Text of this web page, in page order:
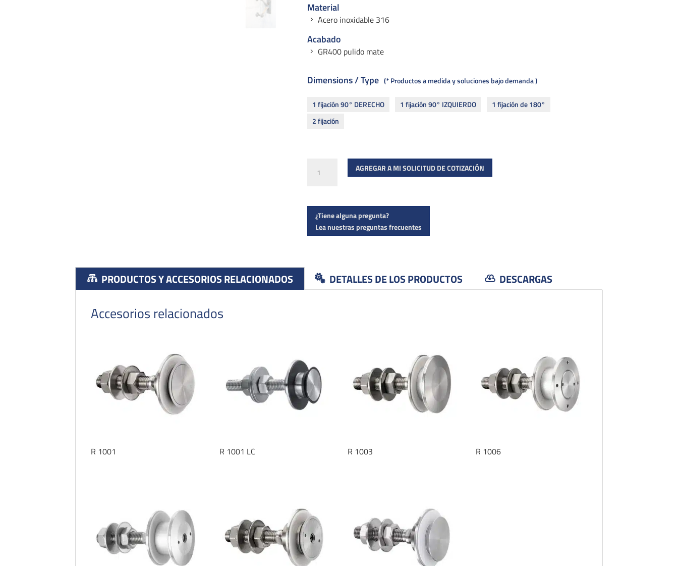
Material
Acero inoxidable 316
Acabado
GR400 pulido mate
Dimensions / Type * Productos a medida y soluciones bajo demanda
1 fijación 90° DERECHO 1 fijación 90° IZQUIERDO
1 fijación de 180°
2 fijación
3101
cantidad
AGREGAR A MI SOLICITUD DE COTIZACIÓN
¿Tiene alguna pregunta?
Lea nuestras preguntas frecuentes
PRODUCTOS Y ACCESORIOS RELACIONADOS DETALLES DE LOS PRODUCTOS DESCARGAS
Accesorios relacionados
R 1001 R 1001 LC R 1003 R 1006